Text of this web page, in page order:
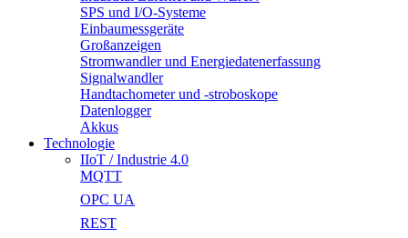
SPS und I/O-Systeme
Einbaumessgeräte
Großanzeigen
Stromwandler und Energiedatenerfassung
Signalwandler
Handtachometer und -stroboskope
Datenlogger
Akkus
Technologie
IIoT / Industrie 4.0
MQTT
OPC UA
REST